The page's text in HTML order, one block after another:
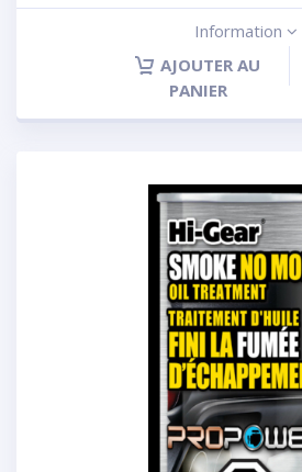
Information
AJOUTER AU
PANIER